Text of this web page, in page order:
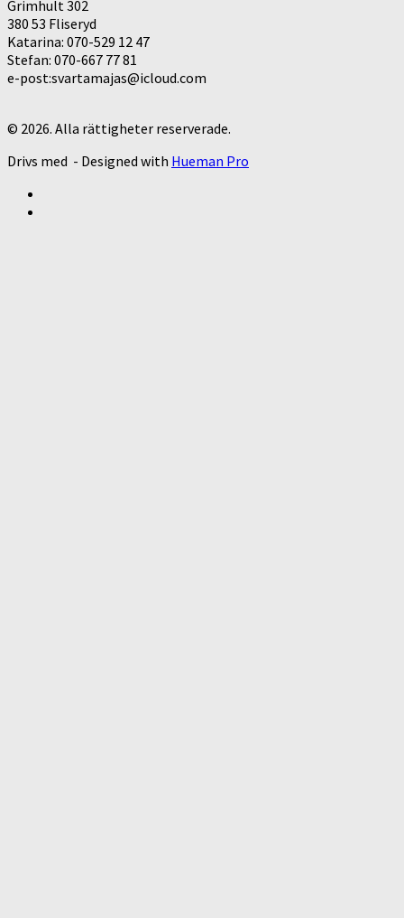
Grimhult 302
380 53 Fliseryd
Katarina: 070-529 12 47
Stefan: 070-667 77 81
e-post:svartamajas@icloud.com
© 2026. Alla rättigheter reserverade.
Drivs med - Designed with Hueman Pro